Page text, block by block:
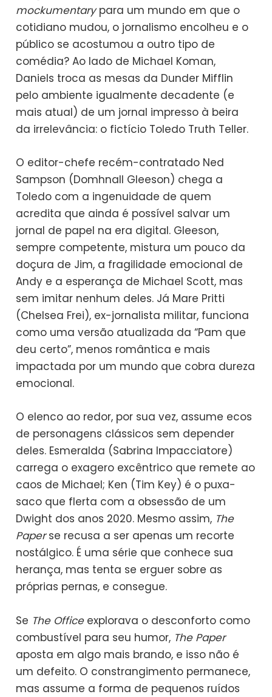
mockumentarypara um mundo em que o
cotidiano mudou, o jornalismo encolheu e o
público se acostumou a outro tipo de
comédia? Ao lado de Michael Koman,
Daniels troca as mesas da Dunder Mifflin
pelo ambiente igualmente decadente (e
mais atual) de um jornal impresso à beira
da irrelevância: o fictício Toledo Truth Teller.
O editor-chefe recém-contratado Ned
Sampson (Domhnall Gleeson) chega a
Toledo com a ingenuidade de quem
acredita que ainda é possível salvar um
jornal de papel na era digital. Gleeson,
sempre competente, mistura um pouco da
doçura de Jim, a fragilidade emocional de
Andy e a esperança de Michael Scott, mas
sem imitar nenhum deles. Já Mare Pritti
(Chelsea Frei), ex-jornalista militar, funciona
como uma versão atualizada da “Pam que
deu certo”, menos romântica e mais
impactada por um mundo que cobra dureza
emocional.
O elenco ao redor, por sua vez, assume ecos
de personagens clássicos sem depender
deles. Esmeralda (Sabrina Impacciatore)
carrega o exagero excêntrico que remete ao
caos de Michael; Ken (Tim Key) é o puxa-
saco que flerta com a obsessão de um
Dwight dos anos 2020. Mesmo assim, The
Paperse recusa a ser apenas um recorte
nostálgico. É uma série que conhece sua
herança, mas tenta se erguer sobre as
próprias pernas, e consegue.
Se The Officeexplorava o desconforto como
combustível para seu humor, The Paper
aposta em algo mais brando, e isso não é
um defeito. O constrangimento permanece,
mas assume a forma de pequenos ruídos